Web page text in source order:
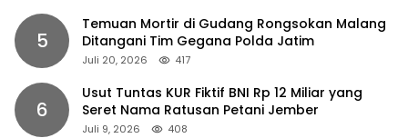
5
Temuan Mortir di Gudang Rongsokan Malang
Ditangani Tim Gegana Polda Jatim
Juli 20, 2026 417
6
Usut Tuntas KUR Fiktif BNI Rp 12 Miliar yang
Seret Nama Ratusan Petani Jember
Juli 9, 2026 408